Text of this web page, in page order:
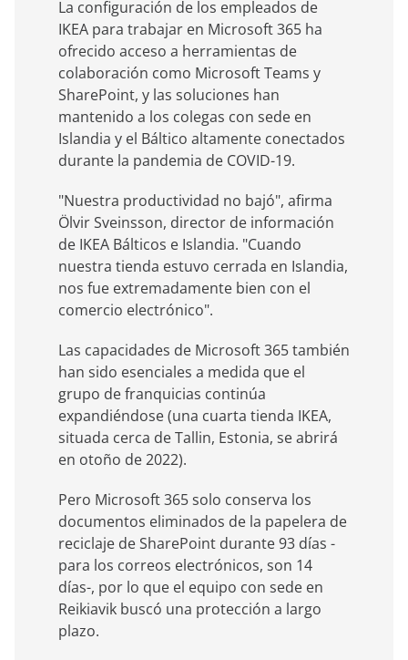
La configuración de los empleados de
IKEA para trabajar en Microsoft 365 ha
ofrecido acceso a herramientas de
colaboración como Microsoft Teams y
SharePoint, y las soluciones han
mantenido a los colegas con sede en
Islandia y el Báltico altamente conectados
durante la pandemia de COVID-19.
"Nuestra productividad no bajó", afirma
Ölvir Sveinsson, director de información
de IKEA Bálticos e Islandia. "Cuando
nuestra tienda estuvo cerrada en Islandia,
nos fue extremadamente bien con el
comercio electrónico".
Las capacidades de Microsoft 365 también
han sido esenciales a medida que el
grupo de franquicias continúa
expandiéndose (una cuarta tienda IKEA,
situada cerca de Tallin, Estonia, se abrirá
en otoño de 2022).
Pero Microsoft 365 solo conserva los
documentos eliminados de la papelera de
reciclaje de SharePoint durante 93 días -
para los correos electrónicos, son 14
días-, por lo que el equipo con sede en
Reikiavik buscó una protección a largo
plazo.